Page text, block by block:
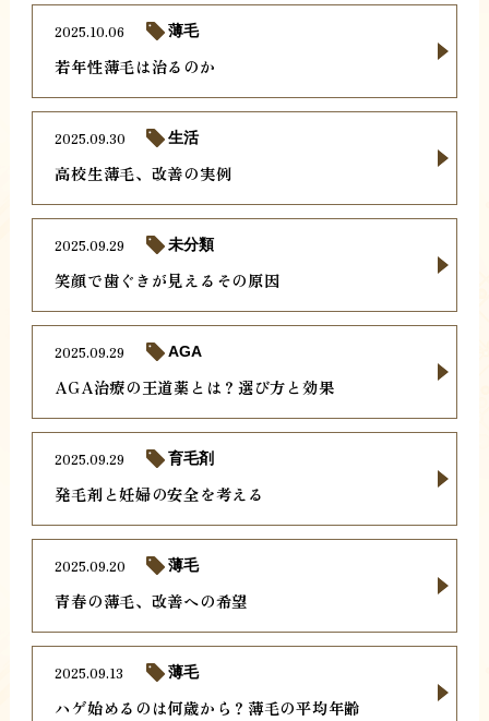
若年性薄毛は治るのか
2025.10.06 薄毛
高校生薄毛、改善の実例
2025.09.30 生活
笑顔で歯ぐきが見えるその原因
2025.09.29 未分類
AGA治療の王道薬とは？選び方と効果
2025.09.29 AGA
発毛剤と妊婦の安全を考える
2025.09.29 育毛剤
青春の薄毛、改善への希望
2025.09.20 薄毛
ハゲ始めるのは何歳から？薄毛の平均年齢
2025.09.13 薄毛